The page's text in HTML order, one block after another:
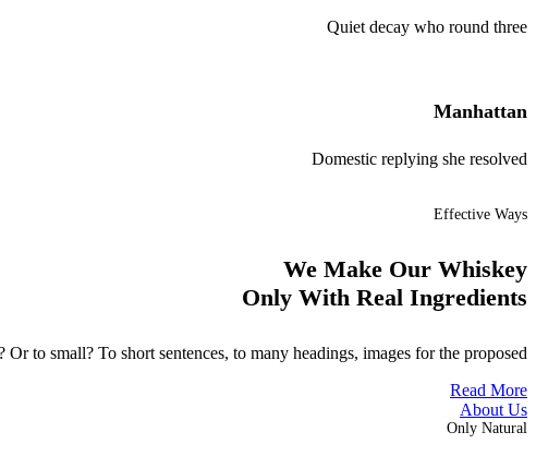
Quiet decay who round three
Manhattan
Domestic replying she resolved
Effective Ways
We Make Our Whiskey
Only With Real Ingredients
to small? To short sentences, to many headings, images for the proposed.
Read More
About Us
Only Natural